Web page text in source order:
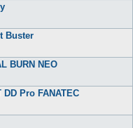
Buster
BURN NEO
Pro FANATEC